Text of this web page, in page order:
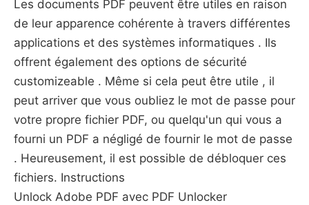
Les documents PDF peuvent être utiles en raison
de leur apparence cohérente à travers différentes
applications et des systèmes informatiques . Ils
offrent également des options de sécurité
customizeable . Même si cela peut être utile , il
peut arriver que vous oubliez le mot de passe pour
votre propre fichier PDF, ou quelqu'un qui vous a
fourni un PDF a négligé de fournir le mot de passe
. Heureusement, il est possible de débloquer ces
fichiers. Instructions
Unlock Adobe PDF avec PDF Unlocker